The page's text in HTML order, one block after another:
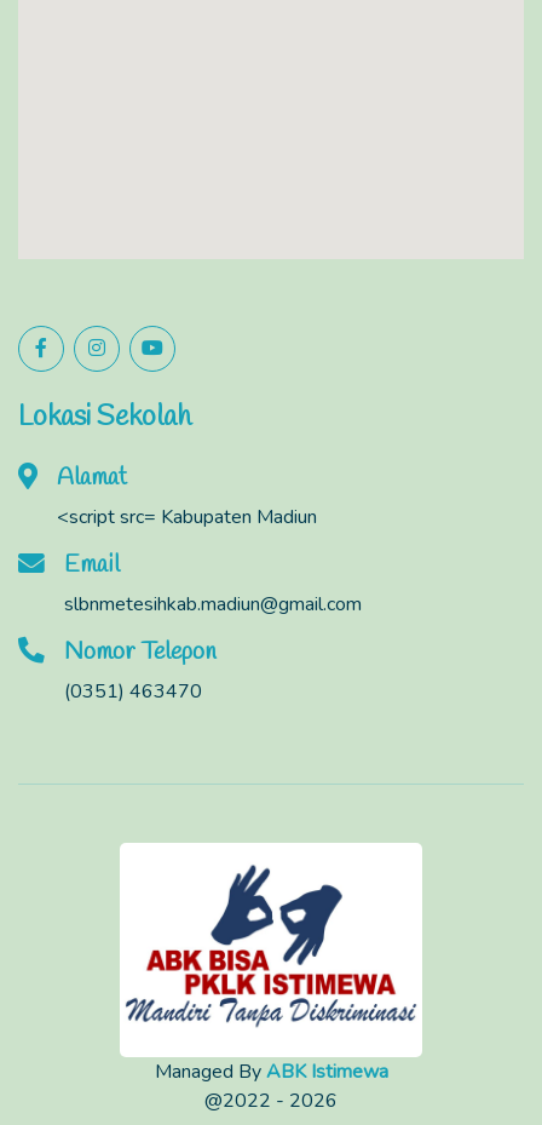
Lokasi Sekolah
Alamat
<script src= Kabupaten Madiun
Email
slbnmetesihkab.madiun@gmail.com
Nomor Telepon
(0351) 463470
Managed ByABK Istimewa
@2022 - 2026